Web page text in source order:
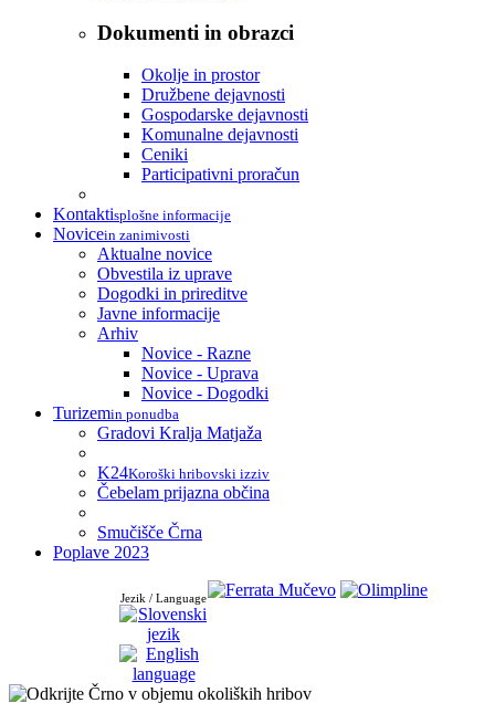
Dokumenti in obrazci
Okolje in prostor
Družbene dejavnosti
Gospodarske dejavnosti
Komunalne dejavnosti
Ceniki
Participativni proračun
Kontaktisplošne informacije
Novicein zanimivosti
Aktualne novice
Obvestila iz uprave
Dogodki in prireditve
Javne informacije
Arhiv
Novice - Razne
Novice - Uprava
Novice - Dogodki
Turizemin ponudba
Gradovi Kralja Matjaža
K24Koroški hribovski izziv
Čebelam prijazna občina
Smučišče Črna
Poplave 2023
Jezik / Language